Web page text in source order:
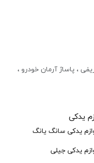
، پاساژ آرمان خودرو ،
یدکی
یدکی سانگ یانگ
یدکی جیلی